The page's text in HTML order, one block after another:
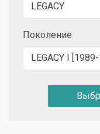
LEGACY
Поколение
LEGACY I